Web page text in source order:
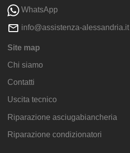
WhatsApp
info@assistenza-alessandria.it
Site map
Chi siamo
Contatti
Uscita tecnico
Riparazione asciugabiancheria
Riparazione condizionatori